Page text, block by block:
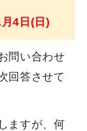
4日(日)
問い合わせ
回答させて
ますが、何